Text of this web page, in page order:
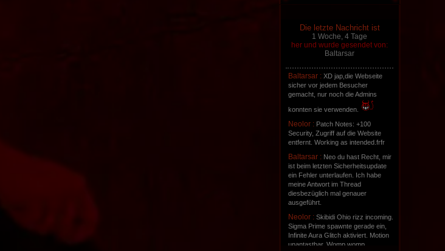
Die letzte Nachricht ist
1 Woche, 4 Tage
her und wurde gesendet von:
Baltarsar
Baltarsar : XD jap,die Webseite
sicher vor jedem Besucher
gemacht, nur noch die Admins
konnten sie verwenden.
Neolor : Patch Notes: +100
Security, Zugriff auf die Website
entfernt. Working as intended.frfr
Baltarsar : Neo du hast Recht, mir
ist beim letzten Sicherheitsupdate
ein Fehler unterlaufen. Ich habe
meine Antwort im Thread
diesbezüglich mal genauer
ausgeführt.
Neolor : Skibidi Ohio rizz incoming.
Sigma Prime spawnte gerade ein,
Infinite Aura Glitch aktiviert. Motion
unantastbar, Womp womp